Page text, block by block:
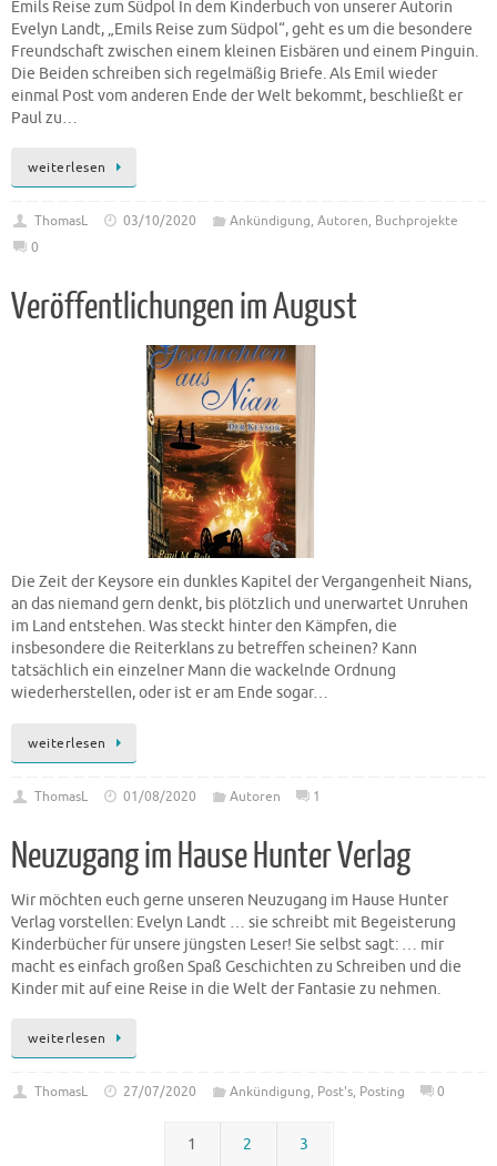
Emils Reise zum Südpol In dem Kinderbuch von unserer Autorin
Evelyn Landt, „Emils Reise zum Südpol“, geht es um die besondere
Freundschaft zwischen einem kleinen Eisbären und einem Pinguin.
Die Beiden schreiben sich regelmäßig Briefe. Als Emil wieder
einmal Post vom anderen Ende der Welt bekommt, beschließt er
Paul zu…
weiterlesen
ThomasL 03/10/2020 Ankündigung, Autoren, Buchprojekte
0
Veröffentlichungen im August
Die Zeit der Keysore ein dunkles Kapitel der Vergangenheit Nians,
an das niemand gern denkt, bis plötzlich und unerwartet Unruhen
im Land entstehen. Was steckt hinter den Kämpfen, die
insbesondere die Reiterklans zu betreffen scheinen? Kann
tatsächlich ein einzelner Mann die wackelnde Ordnung
wiederherstellen, oder ist er am Ende sogar…
weiterlesen
ThomasL 01/08/2020 Autoren 1
Neuzugang im Hause Hunter Verlag
Wir möchten euch gerne unseren Neuzugang im Hause Hunter
Verlag vorstellen: Evelyn Landt … sie schreibt mit Begeisterung
Kinderbücher für unsere jüngsten Leser! Sie selbst sagt: … mir
macht es einfach großen Spaß Geschichten zu Schreiben und die
Kinder mit auf eine Reise in die Welt der Fantasie zu nehmen.
weiterlesen
ThomasL 27/07/2020 Ankündigung, Post's, Posting 0
1 2 3